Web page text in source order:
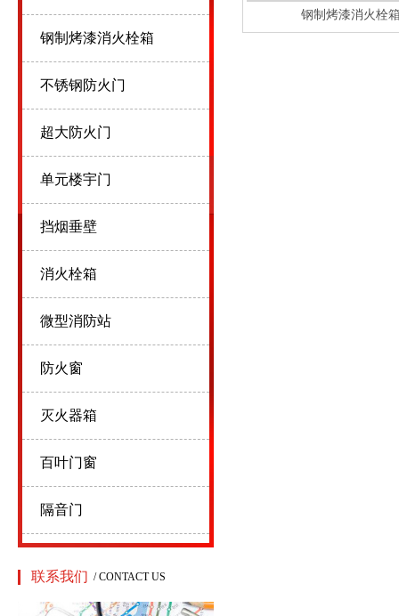
钢制烤漆消火栓箱
不锈钢防火门
超大防火门
单元楼宇门
挡烟垂壁
消火栓箱
微型消防站
防火窗
灭火器箱
百叶门窗
隔音门
联系我们 / CONTACT US
钢制烤漆消火栓